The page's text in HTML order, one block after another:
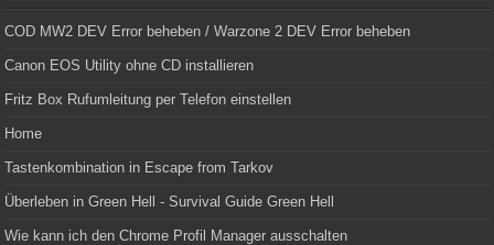
COD MW2 DEV Error beheben / Warzone 2 DEV Error beheben
Canon EOS Utility ohne CD installieren
Fritz Box Rufumleitung per Telefon einstellen
Home
Tastenkombination in Escape from Tarkov
Überleben in Green Hell - Survival Guide Green Hell
Wie kann ich den Chrome Profil Manager ausschalten